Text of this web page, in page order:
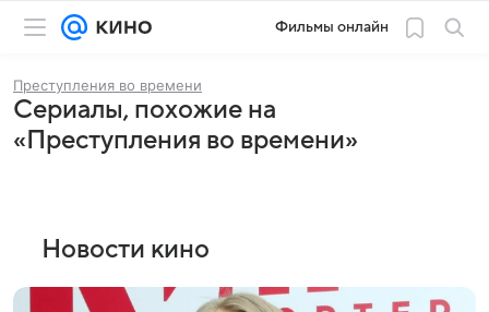
Фильмы онлайн
Преступления во времени
Сериалы, похожие на
«Преступления во времени»
Новости кино